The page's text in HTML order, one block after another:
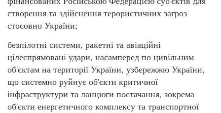
створення та здійснення терористичних загроз
стосовно України;
безпілотні системи, ракетні та авіаційні
цілеспрямовані удари, насамперед по цивільним
об'єктам на території України, узбережжю України,
що системно руйнує об'єкти критичної
інфраструктури та ланцюги постачання, зокрема
об'єкти енергетичного комплексу та транспортної